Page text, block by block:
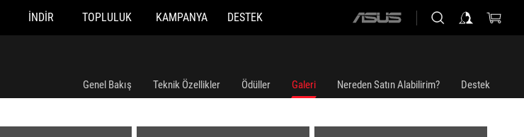
İNDIR TOPLULUK KAMPANYA DESTEK
ASUS
Genel Bakış Teknik Özellikler Ödüller Galeri Nereden Satın Alabilirim? Destek